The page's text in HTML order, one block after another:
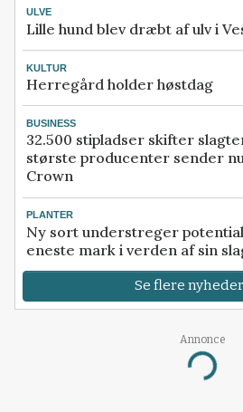
ULVE
Lille hund blev dræbt af ulv i
KULTUR
Herregård holder høstdag
BUSINESS
32.500 stipladser skifter
største producenter sender
Crown
PLANTER
Ny sort understreger
eneste mark i verden af sin
Se flere
Annonce
Loading...